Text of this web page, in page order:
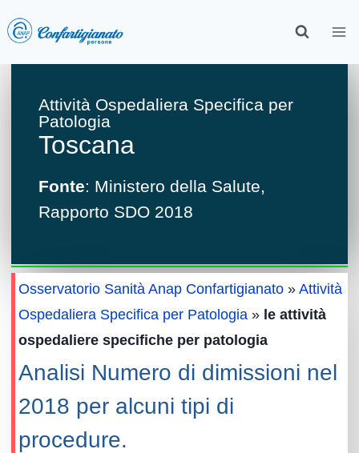
Attività Ospedaliera Specifica per
Patologia
Toscana
Fonte: Ministero della Salute,
Rapporto SDO 2018
Osservatorio Sanità Anap Confartigianato »Attività
Ospedaliera Specifica per Patologia » le attività
ospedaliere specifiche per patologia
Analisi Numero di dimissioni nel
2018 per alcuni tipi di
procedure.